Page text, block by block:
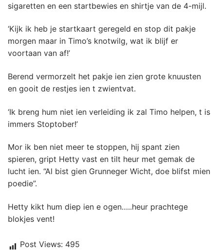
sigaretten en een startbewies en shirtje van de 4-mijl.
‘Kijk ik heb je startkaart geregeld en stop dit pakje
morgen maar in Timo’s knotwilg, wat ik blijf er
voortaan van af!’
Berend vermorzelt het pakje ien zien grote knuusten
en gooit de restjes ien t zwientvat.
‘Ik breng hum niet ien verleiding ik zal Timo helpen, t is
immers Stoptober!’
Mor ik ben niet meer te stoppen, hij spant zien
spieren, gript Hetty vast en tilt heur met gemak de
lucht ien. “Al bist gien Grunneger Wicht, doe blifst mien
poedie”.
Hetty kikt hum diep ien e ogen…..heur prachtege
blokjes vent!
Post Views: 495